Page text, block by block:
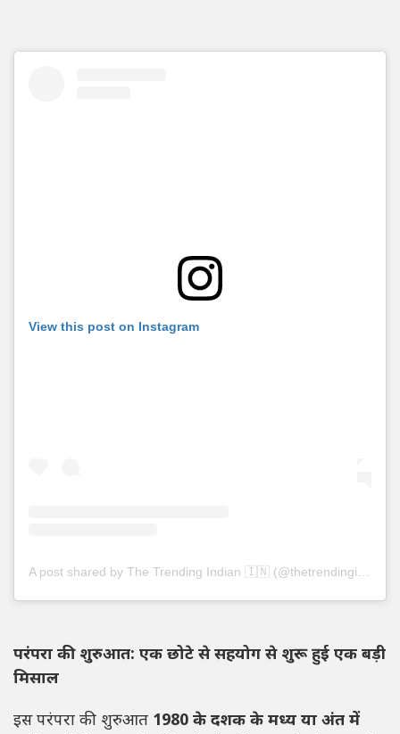
View this post on Instagram
A post shared by The Trending Indian 🇮🇳 (@thetrendingindian)
परंपरा की शुरुआत: एक छोटे से सहयोग से शुरू हुई एक बड़ी
मिसाल
इस परंपरा की शुरुआत 1980 के दशक के मध्य या अंत में